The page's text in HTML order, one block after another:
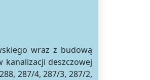
wraz z budową
deszczowej
287/4, 287/3, 287/2,